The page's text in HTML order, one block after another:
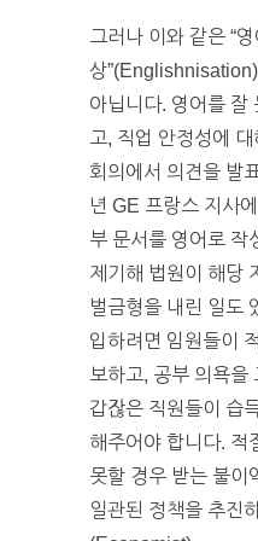
그러나 이와 같은 “
상
아닙니다. 영어를 잘
고, 직업 안정성에
회의에서 의견을 발
년 GE 프랑스 지사
부 문서를 영어로 작
제기해 법원이 해당
벌금형을 내린 일도
입하려면 임원들이
보하고, 공부 의욕을
갑잖은 직원들이 습
해주어야 합니다. 적
못할 경우 받는 불이
일관된 정책을 추진